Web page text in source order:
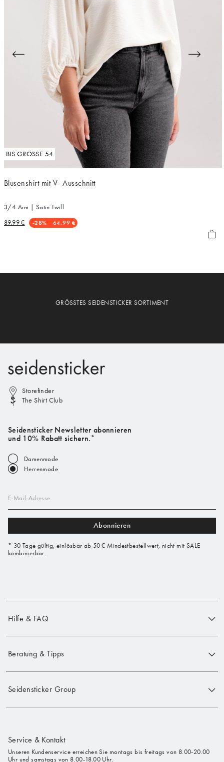
BIS GRÖSSE 54
Blusenshirt mit V- Ausschnitt
3/4-Arm | Satin Twill
-28% 64,99 €
89,99 €
GRÖSSTES SEIDENSTICKER SORTIMENT
Storefinder
The Shirt Club
Seidensticker Newsletter abonnieren
und 10% Rabatt sichern.*
Damenmode
Herrenmode
E-Mail-Adresse
Abonnieren
* 30 Tage gültig, einlösbar ab 50 € Mindestbestellwert, nicht mit SALE
kombinierbar.
Hilfe & FAQ
Beratung & Tipps
Seidensticker Group
Service & Kontakt
Unseren Kundenservice erreichen Sie montags bis freitags von 8.00-20.00
Uhr und samstags von 8.00-18.00 Uhr.